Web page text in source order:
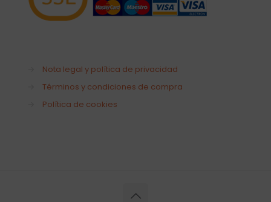
Nota legal y política de privacidad
Términos y condiciones de compra
Política de cookies